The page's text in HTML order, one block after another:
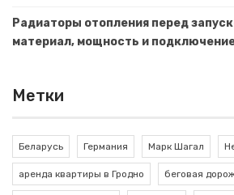
Радиаторы отопления перед
материал, мощность и
Метки
Беларусь Германия Марк Шагал
аренда квартиры в Гродно беговая